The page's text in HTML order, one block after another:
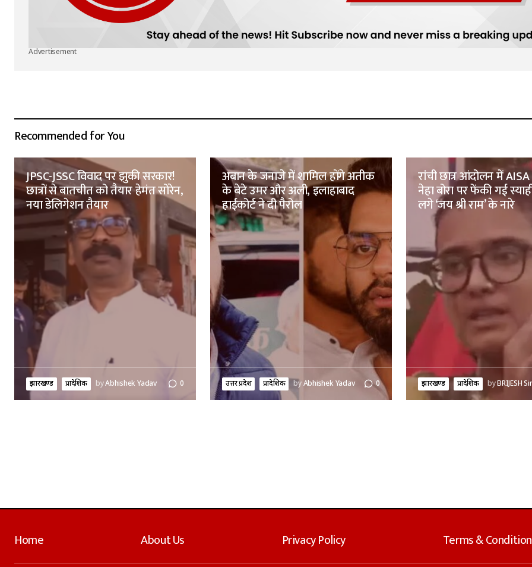
Advertisement
Recommended for You
JPSC-JSSC विवाद पर झुकी सरकार!
छात्रों से बातचीत को तैयार हेमंत सोरेन,
नया डेलिगेशन तैयार
झारखण्ड प्रादेशिक byAbhishek Yadav 0
अबान के जनाजे में शामिल होंगे अतीक
के बेटे उमर और अली, इलाहाबाद
हाईकोर्ट ने दी पैरोल
उत्तर प्रदेश प्रादेशिक byAbhishek Yadav 0
रांची छात्र आंदोलन में
नेहा बोरा पर फेंकी गई
लगे ‘जय श्री राम’ के नारे
झारखण्ड प्रादेशिक byBRIJESH
Home About Us Privacy Policy Terms &